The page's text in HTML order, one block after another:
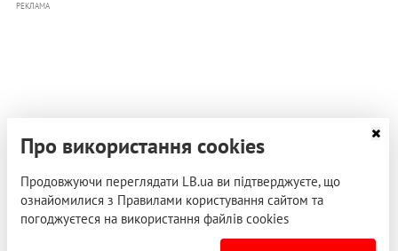
РЕКЛАМА
Про використання cookies
Продовжуючи переглядати LB.ua ви підтверджуєте, що
ознайомилися з Правилами користування сайтом та
погоджуєтеся на використання файлів cookies